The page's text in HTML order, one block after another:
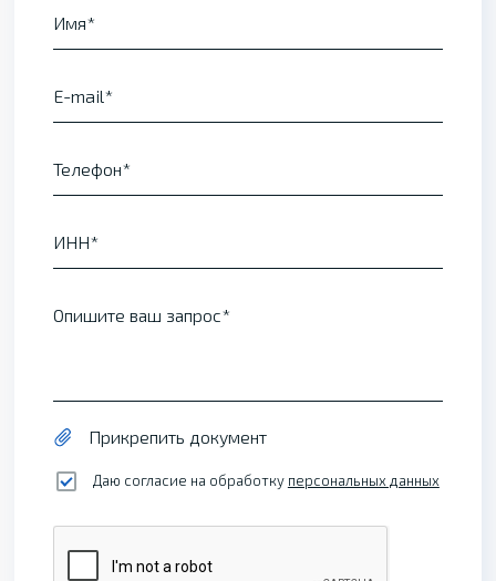
Имя
E-mail
Телефон
ИНН
Опишите ваш запрос
Прикрепить документ
Даю согласие на обработку персональных данных